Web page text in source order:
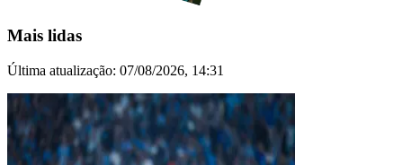
Mais lidas
Última atualização: 07/08/2026, 14:31